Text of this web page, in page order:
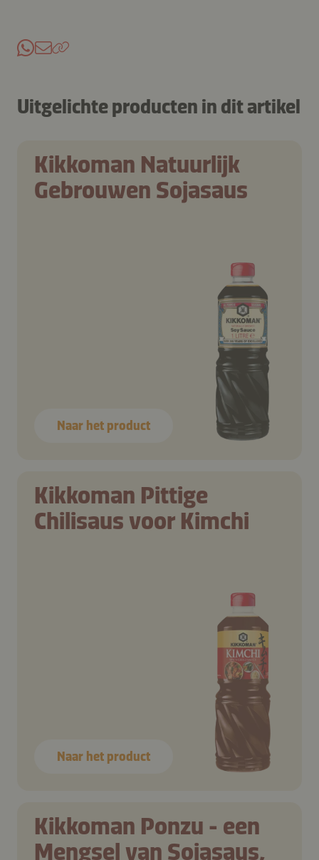
Uitgelichte producten in dit artikel
Kikkoman Natuurlijk
Gebrouwen Sojasaus
Naar het product
Kikkoman Pittige
Chilisaus voor Kimchi
Naar het product
Kikkoman Ponzu - een
Mengsel van Sojasaus,